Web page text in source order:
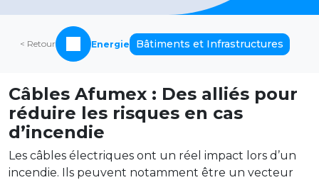
< Retour Energie Bâtiments et Infrastructures
Câbles Afumex : Des alliés pour
réduire les risques en cas
d’incendie
Les câbles électriques ont un réel impact lors d’un
incendie. Ils peuvent notamment être un vecteur